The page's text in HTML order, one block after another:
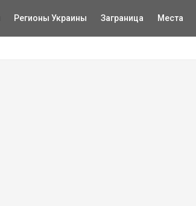
Регионы Украины Заграница Места